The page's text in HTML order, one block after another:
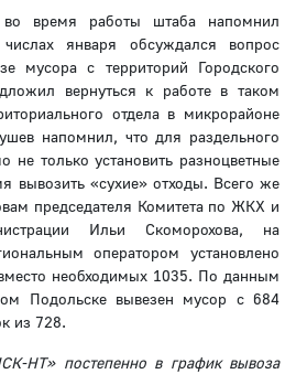
во время работы штаба напомнил
января обсуждался вопрос
мусора с территорий Городского
вернуться к работе в таком
отдела в микрорайоне
напомнил, что для раздельного
не только установить разноцветные
вывозить «сухие» отходы. Всего же
председателя Комитета по ЖКХ и
Ильи Скоморохова, на
оператором установлено
необходимых 1035. По данным
Подольске вывезен мусор с 684
из 728.
НТ» постепенно в график вывоза